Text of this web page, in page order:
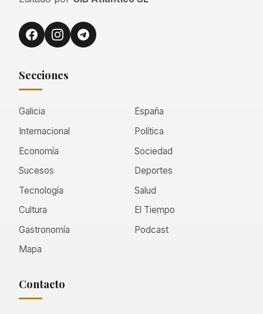
Secciones
Galicia
España
Internacional
Política
Economía
Sociedad
Sucesos
Deportes
Tecnología
Salud
Cultura
El Tiempo
Gastronomía
Podcast
Mapa
Contacto